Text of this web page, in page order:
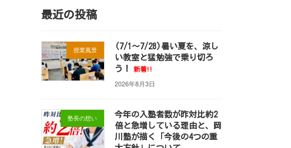
最近の投稿
授業風景
(7/1～7/28)暑い夏を、涼し
い教室と猛勉強で乗り切ろ
う！
新着!!
2026年8月3日
塾長の想い
今年の入塾者数が昨対比約2
倍と急増している理由と、岡
川塾が描く「今後の4つの重